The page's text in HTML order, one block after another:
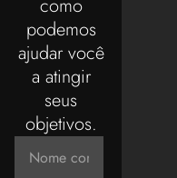
como
podemos
ajudar você
a atingir
seus
objetivos.